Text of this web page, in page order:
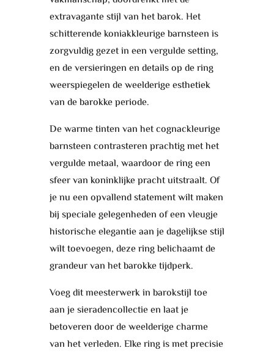
extravagante stijl van het barok. Het
schitterende koniakkleurige barnsteen is
zorgvuldig gezet in een vergulde setting,
en de versieringen en details op de ring
weerspiegelen de weelderige esthetiek
van de barokke periode.
De warme tinten van het cognackleurige
barnsteen contrasteren prachtig met het
vergulde metaal, waardoor de ring een
sfeer van koninklijke pracht uitstraalt. Of
je nu een opvallend statement wilt maken
bij speciale gelegenheden of een vleugje
historische elegantie aan je dagelijkse stijl
wilt toevoegen, deze ring belichaamt de
grandeur van het barokke tijdperk.
Voeg dit meesterwerk in barokstijl toe
aan je sieradencollectie en laat je
betoveren door de weelderige charme
van het verleden. Elke ring is met precisie